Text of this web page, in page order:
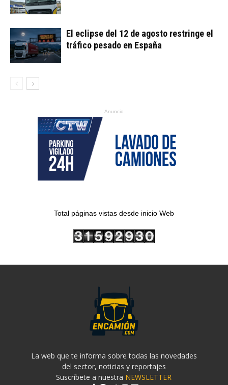
El eclipse del 12 de agosto restringe el
tráfico pesado en España
Anuncio
Total páginas vistas desde inicio Web
La web que te informa sobre todas las novedades
del sector, noticias y reportajes
Suscríbete a nuestra NEWSLETTER